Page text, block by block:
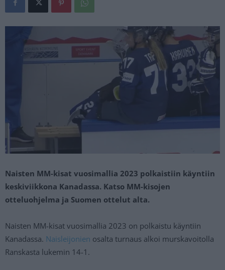
Naisten MM-kisat vuosimallia 2023 polkaistiin käyntiin
keskiviikkona Kanadassa. Katso MM-kisojen
otteluohjelma ja Suomen ottelut alta.
Naisten MM-kisat vuosimallia 2023 on polkaistu käyntiin
Kanadassa. Naisleijonien osalta turnaus alkoi murskavoitolla
Ranskasta lukemin 14-1.